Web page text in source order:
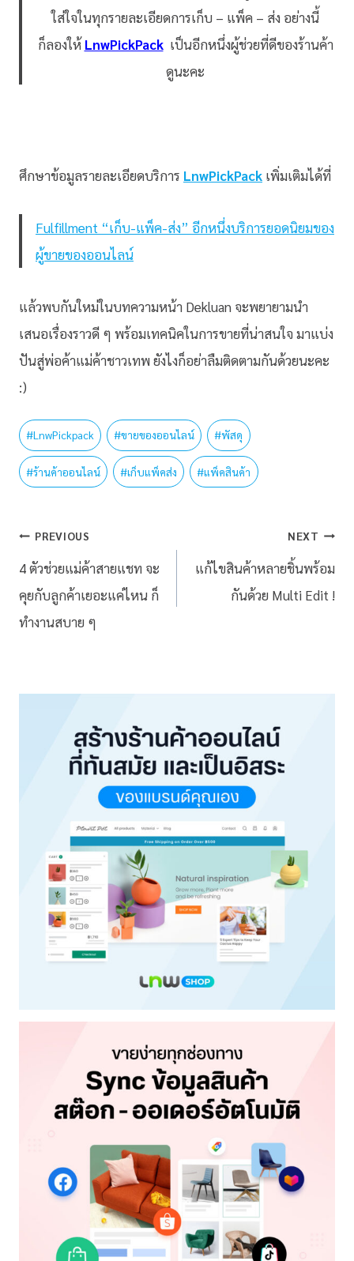
ใส่ใจในทุกรายละเอียดการเก็บ – แพ็ค – ส่ง อย่างนี้
ก็ลองให้ LnwPickPackเป็นอีกหนึ่งผู้ช่วยที่ดีของร้านค้า
ดูนะคะ
ศึกษาข้อมูลรายละเอียดบริการ LnwPickPack เพิ่มเติมได้ที่
Fulfillment “เก็บ-แพ็ค-ส่ง” อีกหนึ่งบริการยอดนิยมของ
ผู้ขายของออนไลน์
แล้วพบกันใหม่ในบทความหน้า Dekluan จะพยายามนำ
เสนอเรื่องราวดี ๆ พร้อมเทคนิคในการขายที่น่าสนใจ มาแบ่ง
ปันสู่พ่อค้าแม่ค้าชาวเทพ ยังไงก็อย่าลืมติดตามกันด้วยนะคะ
:)
#LnwPickpack #ขายของออนไลน์ #พัสดุ
#ร้านค้าออนไลน์ #เก็บแพ็คส่ง #แพ็คสินค้า
PREVIOUS
4 ตัวช่วยแม่ค้าสายแชท จะ
คุยกับลูกค้าเยอะแค่ไหน ก็
ทำงานสบาย ๆ
NEXT
แก้ไขสินค้าหลายชิ้นพร้อม
กันด้วย Multi Edit !